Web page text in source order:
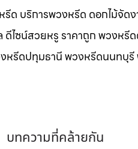
ด บริการพวงหรีด ดอกไม้จัด
ดีไซน์สวยหรู ราคาถูก พวงห
งหรีดปทุมธานี พวงหรีดนนท
บทความที่คล้ายกัน